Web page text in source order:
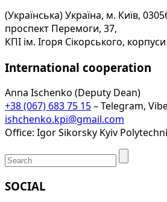
(Українська) Україна, м. Київ,
проспект Перемоги, 37,
КПІ ім. Ігоря Сікорського,
International cooperation
Anna Ischenko (Deputy Dean)
+38 (067) 683 75 15– Telegram,
ishchenko.kpi@gmail.com
Office: Igor Sikorsky Kyiv
SOCIAL